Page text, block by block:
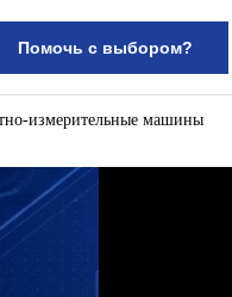
Помочь с выбором?
измерительные машины